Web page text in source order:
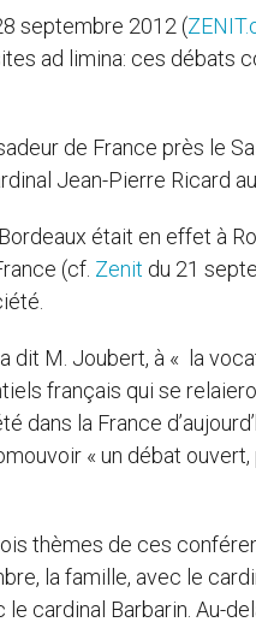
septembre 2012 (
ad limina: ces débats
de France près le
Jean-Pierre Ricard
était en effet à
(cf. Zenit du 21
dit M. Joubert, à « la
français qui se
dans la France
« un débat
thèmes de ces
la famille, avec le
le cardinal Barbarin. Au-